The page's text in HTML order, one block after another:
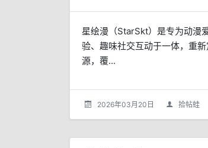
星绘漫（StarSkt）是专为动漫
验、趣味社交互动于一体，重
源，覆...
2026年03月20日 拾帖蛙